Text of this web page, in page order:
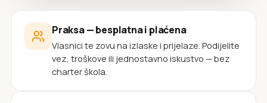
Praksa — besplatna i plaćena
Vlasnici te zovu na izlaske i prijelaze. Podijelite
vez, troškove ili jednostavno iskustvo — bez
charter škola.